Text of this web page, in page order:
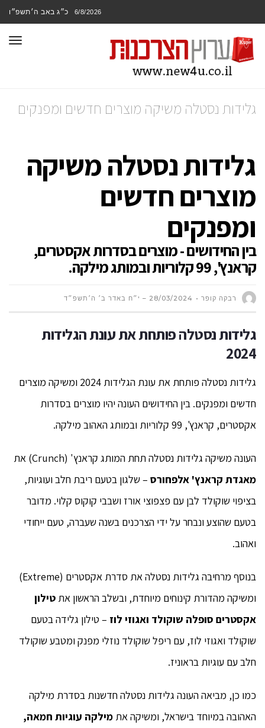
6/8/2026 כ״ג באב ה׳תשפ״ו
גלידות נסטלה משיקה מוצרים חדשים ומפנקים
גלידות נסטלה משיקה
מוצרים חדשים
ומפנקים
בין החידושים - מוצרים בסדרות אקסטרים,
קראנץ', 99 קלוריות ובמותג מילקה.
רבקה קופר 28/03/2024 – י״ח באדר ב׳ ה׳תשפ״ד
גלידות נסטלה פותחת את עונת הגלידות
2024
גלידות נסטלה פותחת את עונת הגלידות 2024 ומשיקה מוצרים
חדשים ומפנקים. בין החידושים העונה יהיו מוצרים בסדרות
אקסטרים, קראנץ', 99 קלוריות ובמותג האהוב מילקה.
העונה משיקה גלידות נסטלה תחת המותג קראנץ' (Crunch) את
מאגדת קראנץ' אלפחורס – שלגון בטעם ריבת חלב ועוגיות,
בציפוי שוקולד לבן עם פצפוצי אורז ושבבי קוקוס קלוי. מדובר
בטעם שהוצע ונבחר על ידי הצרכנים בשנה שעברה, טעם ייחודי
ואהוב.
בנוסף מרחיבה גלידות נסטלה את סדרת אקסטרים (Extreme)
ומשיקה מהדורת קינוחים מיוחדת, ובשלב הראשון את טילון
אקסטרים סופלה שוקולד ואגוזי לוז – טילון גלידה בטעם
שוקולד ואגוזי לוז, עם ריפל שוקולד נוזלי מפנק ומטבע שוקולד
חלב עם עוגיות בראוניז.
כמו כן, מביאה העונה גלידות נסטלה חדשנות בסדרת מילקה
האהובה במיוחד בישראל, ומשיקה את מילקה עוגיות חמאה,